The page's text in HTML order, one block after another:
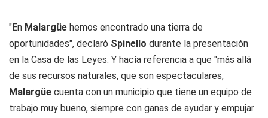
"En Malargüe hemos encontrado una tierra de
oportunidades", declaró Spinello durante la presentación
en la Casa de las Leyes. Y hacía referencia a que "más allá
de sus recursos naturales, que son espectaculares,
Malargüe cuenta con un municipio que tiene un equipo de
trabajo muy bueno, siempre con ganas de ayudar y empujar